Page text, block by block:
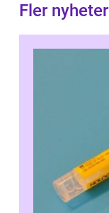
Fler nyheter